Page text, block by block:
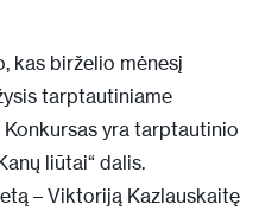
kas birželio mėnesį
tarptautiniame
Konkursas yra tarptautinio
liūtai“ dalis.
– Viktoriją Kazlauskaitę